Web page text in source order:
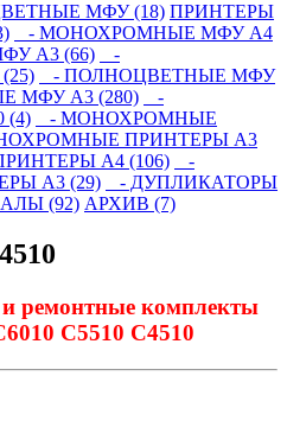
МФУ (18) ПРИНТЕРЫ
- МОНОХРОМНЫЕ МФУ А4
А3 (66)
-
- ПОЛНОЦВЕТНЫЕ МФУ
МФУ А3 (280)
-
- МОНОХРОМНЫЕ
ПРИНТЕРЫ А3
А4 (106)
-
А3 (29)
- ДУПЛИКАТОРЫ
(92) АРХИВ (7)
ремонтные комплекты
C5510 C4510